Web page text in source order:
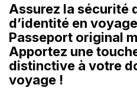
Assurez la sécurité
d’identité en voyage
Passeport original
Apportez une
distinctive à votre
voyage !